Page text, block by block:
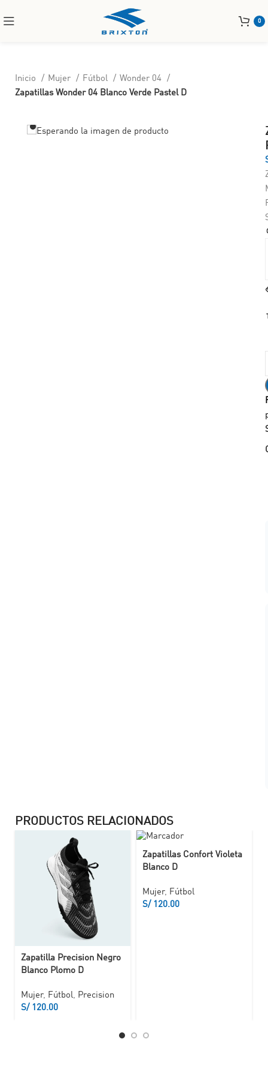
0
Inicio Mujer Fútbol
Wonder 04
Zapatillas Wonder 04 Blanco Verde Pastel D
PRODUCTOS RELACIONADOS
Zapatilla Precision Negro
Blanco Plomo D
Mujer, Fútbol, Precision
S/
Zapatillas Confort Violeta
Blanco D
Mujer, Fútbol
S/